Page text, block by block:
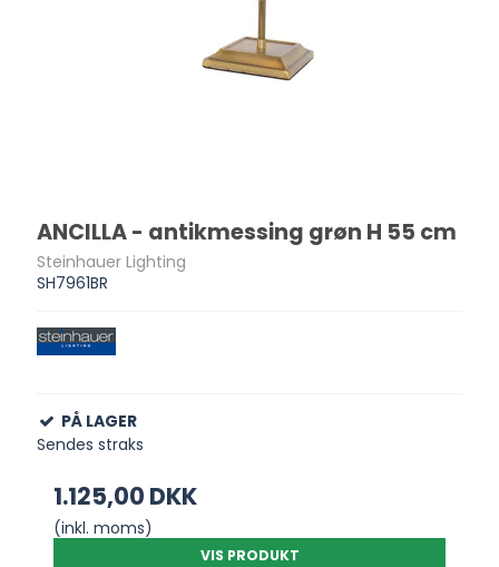
ANCILLA - antikmessing grøn H 55 cm
Steinhauer Lighting
SH7961BR
PÅ LAGER
Sendes straks
1.125,00 DKK
(inkl. moms)
VIS PRODUKT